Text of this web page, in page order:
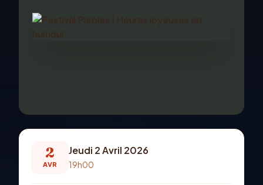
2
AVR
Jeudi 2 Avril 2026
19h00